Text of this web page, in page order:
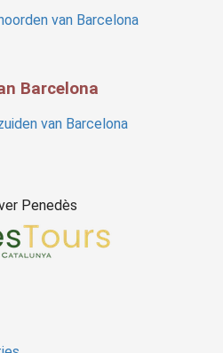
van Barcelona
Barcelona
van Barcelona
Penedès